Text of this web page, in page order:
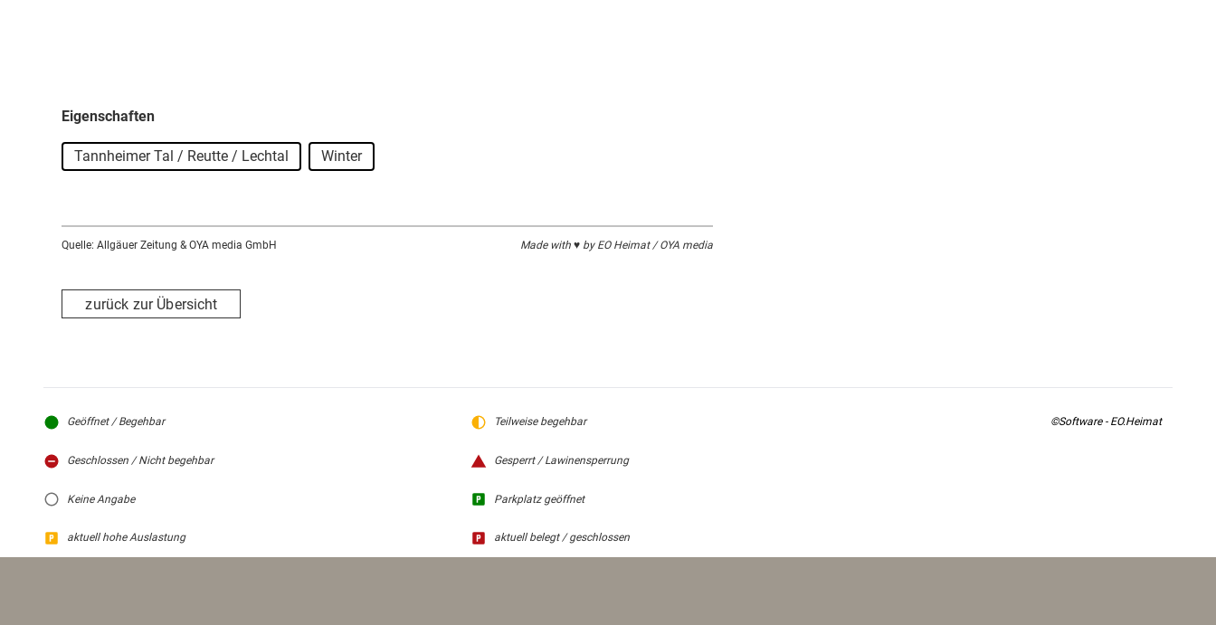
Eigenschaften
Tannheimer Tal / Reutte / Lechtal Winter
Quelle: Allgäuer Zeitung & OYA media GmbH Made with ♥ by EO Heimat / OYA media
zurück zur Übersicht
Geöffnet / Begehbar Teilweise begehbar
Geschlossen / Nicht begehbar Gesperrt / Lawinensperrung
Keine Angabe Parkplatz geöffnet
aktuell hohe Auslastung aktuell belegt / geschlossen
©Software - EO.Heimat